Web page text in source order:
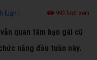
luận 993 lượt xem
quan tâm bạn gái cũ
năng đầu tuần này.